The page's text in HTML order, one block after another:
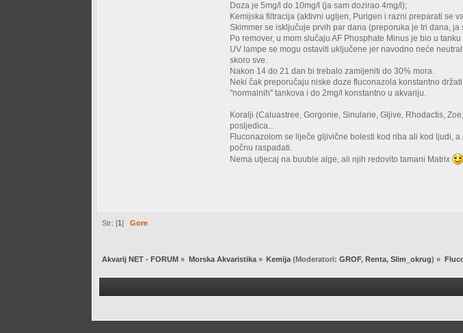
Doza je 5mg/l do 10mg/l (ja sam dozirao 4mg/l);
Kemijska filtracija (aktivni ugljen, Purigen i razni preparati se
Skimmer se isključuje prvih par dana (preporuka je tri dana,
Po remover, u mom slučaju AF Phosphate Minus je bio u
UV lampe se mogu ostaviti uključene jer navodno neće
skoro sve.
Nakon 14 do 21 dan bi trebalo zamijeniti do 30% mora.
Neki čak preporučaju niske doze fluconazola konstantno
''normalnih'' tankova i do 2mg/l konstantno u akvariju.
Koralji (Caluastree, Gorgonie, Sinularie, Gljive, Rhodactis,
posljedica...
Fluconazolom se liječe gljivične bolesti kod riba ali kod ljudi,
počnu raspadati.
Nema utjecaj na buuble alge, ali njih redovito tamani Matrix
Str: [1] Gore
Akvarij NET - FORUM » Morska Akvaristika» Kemija (Moderatori:GROF,Renta,Slim_okrug) »